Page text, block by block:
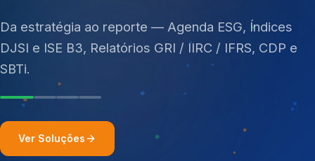
resíduos sólidos (PGRS/PMGRS).
Ver Soluções